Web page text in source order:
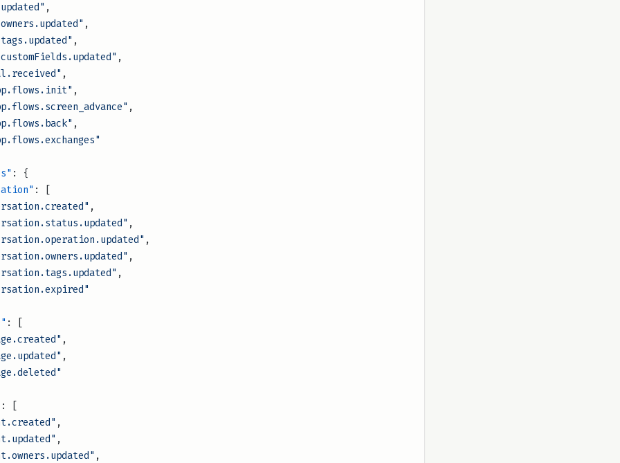
,
,
,
,
,
,
,
,
: {
: [
,
,
,
,
,
: [
,
,
: [
,
,
,